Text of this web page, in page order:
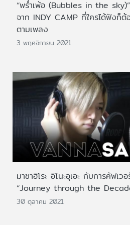
“พร่ำเพ้อ (Bubbles in the
จาก INDY CAMP ที่ใครได้ฟังก็ต้
ตามเพลง
3 พฤศจิกายน 2021
มาซาฮิโระ อิโนะอุเอะ กับการคัฟเว
“Journey through the
30 ตุลาคม 2021